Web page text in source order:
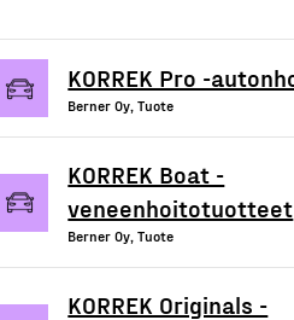
KORREK Pro -
Berner Oy, Tuote
KORREK Boat -
veneenhoitotuotteet
Berner Oy, Tuote
KORREK Originals -